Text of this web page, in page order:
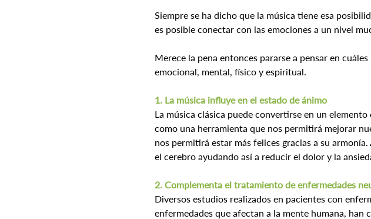
Siempre se ha dicho que la música tiene esa
es posible conectar con las emociones a un nivel
Merece la pena entonces pararse a pensar en
emocional, mental, físico y espiritual.
1. La música influye en el estado de ánimo
La música clásica puede convertirse en un
como una herramienta que nos permitirá mejorar
nos permitirá estar más felices gracias a su
el cerebro ayudando así a reducir el dolor y la
2. Complementa el tratamiento de enfermedades
Diversos estudios realizados en pacientes con
enfermedades que afectan a la mente humana,